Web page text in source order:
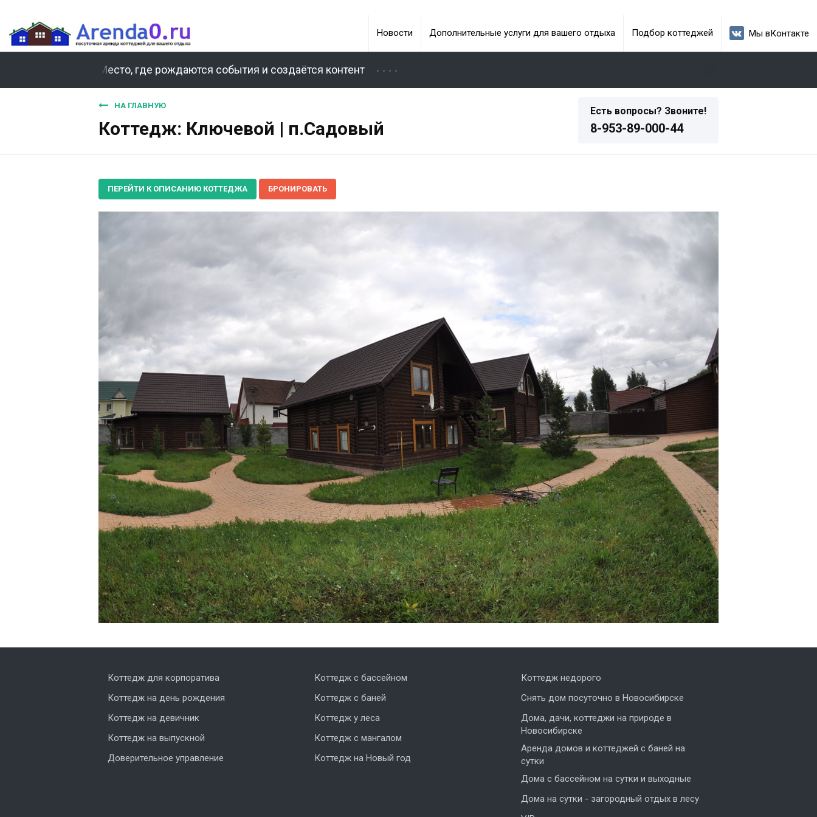
Новости Дополнительные услуги для вашего отдыха Подбор коттеджей Мы вКонтакте
Место, где рождаются события и создаётся контент
Есть вопросы? Звоните!
8-953-89-000-44
НА ГЛАВНУЮ
Коттедж: Ключевой | п.Садовый
ПЕРЕЙТИ К ОПИСАНИЮ КОТТЕДЖА БРОНИРОВАТЬ
Коттедж для корпоратива
Коттедж на день рождения
Коттедж на девичник
Коттедж на выпускной
Доверительное управление
Коттедж с бассейном
Коттедж с баней
Коттедж у леса
Коттедж с мангалом
Коттедж на Новый год
Коттедж недорого
Снять дом посуточно в Новосибирске
Дома, дачи, коттеджи на природе в
Новосибирске
Аренда домов и коттеджей с баней на
сутки
Дома с бассейном на сутки и выходные
Дома на сутки - загородный отдых в лесу